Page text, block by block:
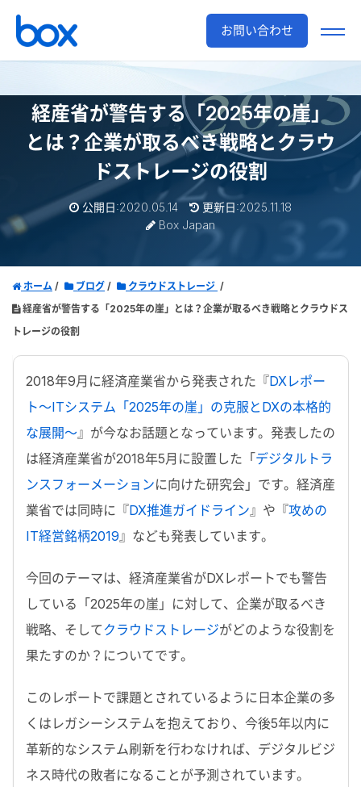
お問い合わせ
経産省が警告する「2025年の崖」
とは？企業が取るべき戦略とクラウ
ドストレージの役割
公開日:2020.05.14
更新日:2025.11.18
Box Japan
ホーム ブログ
クラウドストレージ
経産省が警告する「2025年の崖」とは？企業が取るべき戦略とクラウドス
トレージの役割
2018年9月に経済産業省から発表された『DXレポー
ト～ITシステム「2025年の崖」の克服とDXの本格的
な展開～』が今なお話題となっています。発表したの
は経済産業省が2018年5月に設置した「デジタルトラ
ンスフォーメーションに向けた研究会」です。経済産
業省では同時に『DX推進ガイドライン』や『攻めの
IT経営銘柄2019』なども発表しています。
今回のテーマは、経済産業省がDXレポートでも警告
している「2025年の崖」に対して、企業が取るべき
戦略、そしてクラウドストレージがどのような役割を
果たすのか？についてです。
このレポートで課題とされているように日本企業の多
くはレガシーシステムを抱えており、今後5年以内に
革新的なシステム刷新を行わなければ、デジタルビジ
ネス時代の敗者になることが予測されています。